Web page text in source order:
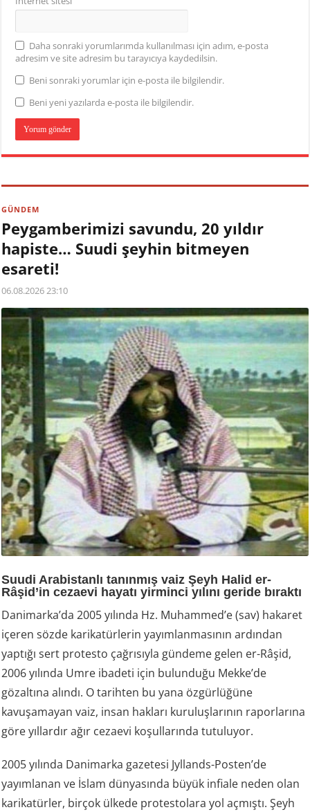
Daha sonraki yorumlarımda kullanılması için adım, e-posta
adresim ve site adresim bu tarayıcıya kaydedilsin.
Beni sonraki yorumlar için e-posta ile bilgilendir.
Beni yeni yazılarda e-posta ile bilgilendir.
GÜNDEM
Peygamberimizi savundu, 20 yıldır
hapiste… Suudi şeyhin bitmeyen
esareti!
06.08.2026 23:10
Suudi Arabistanlı tanınmış vaiz Şeyh Halid er-
Râşid’in cezaevi hayatı yirminci yılını geride bıraktı
Danimarka’da 2005 yılında Hz. Muhammed’e (sav) hakaret
içeren sözde karikatürlerin yayımlanmasının ardından
yaptığı sert protesto çağrısıyla gündeme gelen er-Râşid,
2006 yılında Umre ibadeti için bulunduğu Mekke’de
gözaltına alındı. O tarihten bu yana özgürlüğüne
kavuşamayan vaiz, insan hakları kuruluşlarının raporlarına
göre yıllardır ağır cezaevi koşullarında tutuluyor.
2005 yılında Danimarka gazetesi Jyllands-Posten’de
yayımlanan ve İslam dünyasında büyük infiale neden olan
karikatürler, birçok ülkede protestolara yol açmıştı. Şeyh